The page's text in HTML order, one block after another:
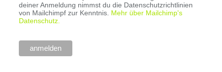
deiner Anmeldung nimmst du die Datenschutzrichtlinien
von Mailchimpf zur Kenntnis. Mehr über Mailchimp's
Datenschutz.